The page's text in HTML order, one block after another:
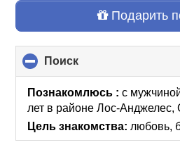
Подарить
Поиск
to
collapse
contents
Познакомлюсь :с
лет в районе Лос-
Цель знакомства: любовь,